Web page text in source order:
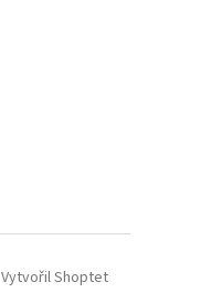
Vytvořil Shoptet